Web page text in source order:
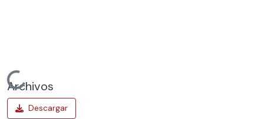
Cargando...
Archivos